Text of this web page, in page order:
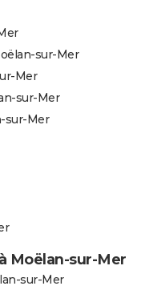
sur-Mer
Mer
sur-Mer
sur-Mer
Moëlan-sur-Mer
sur-Mer